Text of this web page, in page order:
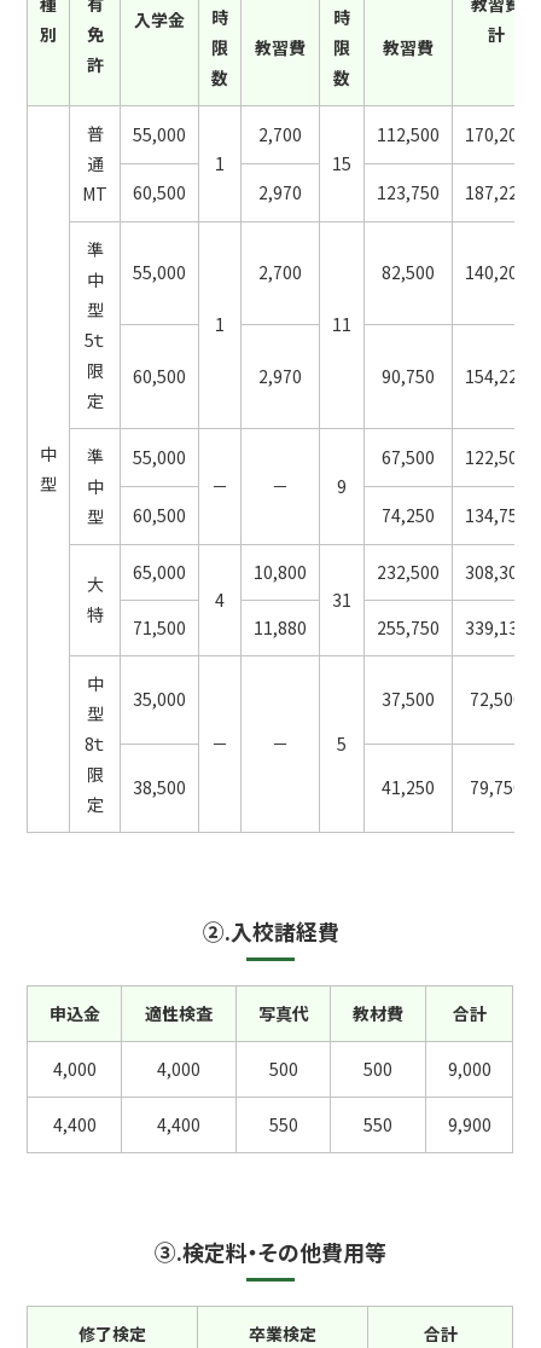
別
免
許
入学金
計
時
限
数
教習費
時
限
数
教習費
中
型
普
通
MT
55,000
1
2,700
15
112,500 170,200
60,500 2,970 123,750 187,220
準
中
型
5ｔ
限
定
55,000
1
2,700
11
82,500 140,200
60,500 2,970 90,750 154,220
準
中
型
55,000
－
－ 9
67,500 122,500
60,500 74,250 134,750
大
特
65,000
4
10,800
31
232,500 308,300
71,500 11,880 255,750 339,130
中
型
8ｔ
限
定
35,000
－
－ 5
37,500 72,500
38,500 41,250 79,750
②.入校諸経費
申込金 適性検査 写真代 教材費 合計
4,000 4,000 500 500 9,000
4,400 4,400 550 550 9,900
③.検定料・その他費用等
修了検定 卒業検定 合計